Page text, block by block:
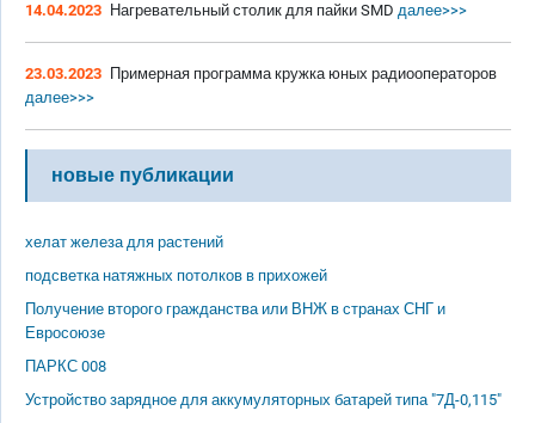
14.04.2023 Нагревательный столик для пайки SMD далее>>>
23.03.2023 Примерная программа кружка юных радиооператоров
далее>>>
новые публикации
хелат железа для растений
подсветка натяжных потолков в прихожей
Получение второго гражданства или ВНЖ в странах СНГ и
Евросоюзе
ПАРКС 008
Устройство зарядное для аккумуляторных батарей типа "7Д-0,115"